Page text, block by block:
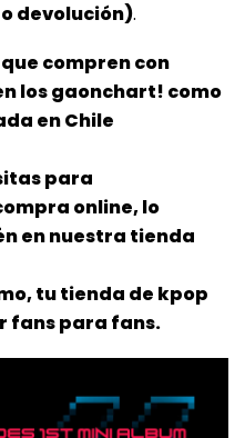
devolución).
compren con
los gaonchart! como
en Chile
para
online, lo
en nuestra tienda
tu tienda de kpop
fans para fans.